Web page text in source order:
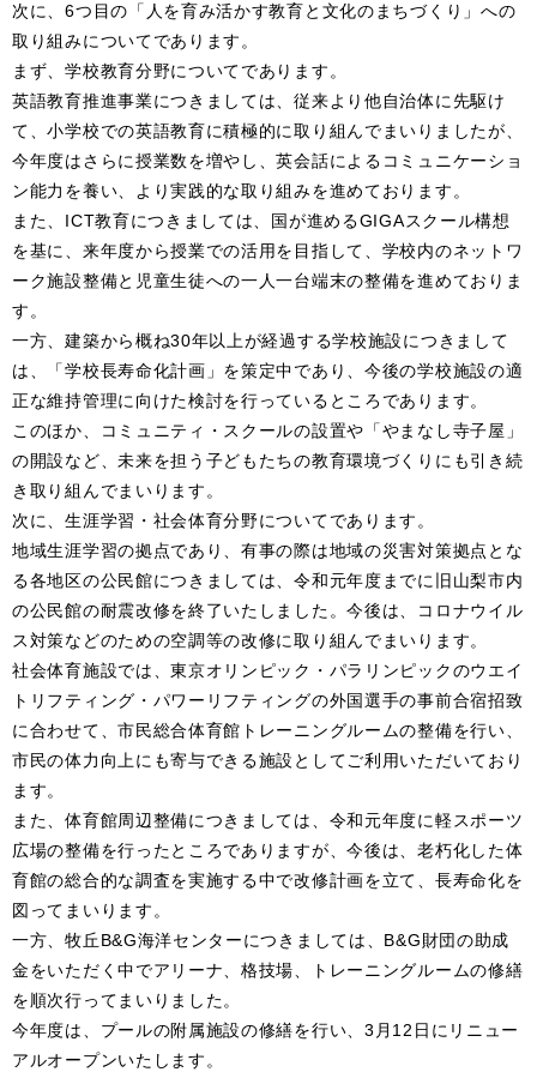
次に、6つ目の「人を育み活かす教育と文化のまちづくり」への
取り組みについてであります。
まず、学校教育分野についてであります。
英語教育推進事業につきましては、従来より他自治体に先駆け
て、小学校での英語教育に積極的に取り組んでまいりましたが、
今年度はさらに授業数を増やし、英会話によるコミュニケーショ
ン能力を養い、より実践的な取り組みを進めております。
また、ICT教育につきましては、国が進めるGIGAスクール構想
を基に、来年度から授業での活用を目指して、学校内のネットワ
ーク施設整備と児童生徒への一人一台端末の整備を進めておりま
す。
一方、建築から概ね30年以上が経過する学校施設につきまして
は、「学校長寿命化計画」を策定中であり、今後の学校施設の適
正な維持管理に向けた検討を行っているところであります。
このほか、コミュニティ・スクールの設置や「やまなし寺子屋」
の開設など、未来を担う子どもたちの教育環境づくりにも引き続
き取り組んでまいります。
次に、生涯学習・社会体育分野についてであります。
地域生涯学習の拠点であり、有事の際は地域の災害対策拠点とな
る各地区の公民館につきましては、令和元年度までに旧山梨市内
の公民館の耐震改修を終了いたしました。今後は、コロナウイル
ス対策などのための空調等の改修に取り組んでまいります。
社会体育施設では、東京オリンピック・パラリンピックのウエイ
トリフティング・パワーリフティングの外国選手の事前合宿招致
に合わせて、市民総合体育館トレーニングルームの整備を行い、
市民の体力向上にも寄与できる施設としてご利用いただいており
ます。
また、体育館周辺整備につきましては、令和元年度に軽スポーツ
広場の整備を行ったところでありますが、今後は、老朽化した体
育館の総合的な調査を実施する中で改修計画を立て、長寿命化を
図ってまいります。
一方、牧丘B&G海洋センターにつきましては、B&G財団の助成
金をいただく中でアリーナ、格技場、トレーニングルームの修繕
を順次行ってまいりました。
今年度は、プールの附属施設の修繕を行い、3月12日にリニュー
アルオープンいたします。